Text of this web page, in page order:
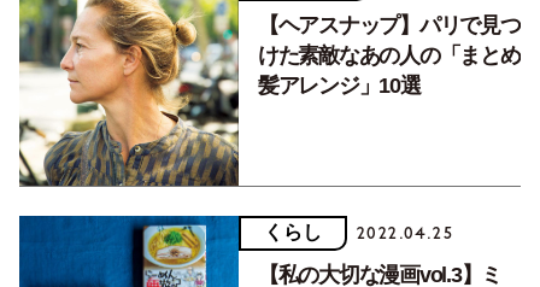
【ヘアスナップ】パリで見つ
けた素敵なあの人の「まとめ
髪アレンジ」10選
くらし 2022.04.25
【私の大切な漫画vol.3】ミ